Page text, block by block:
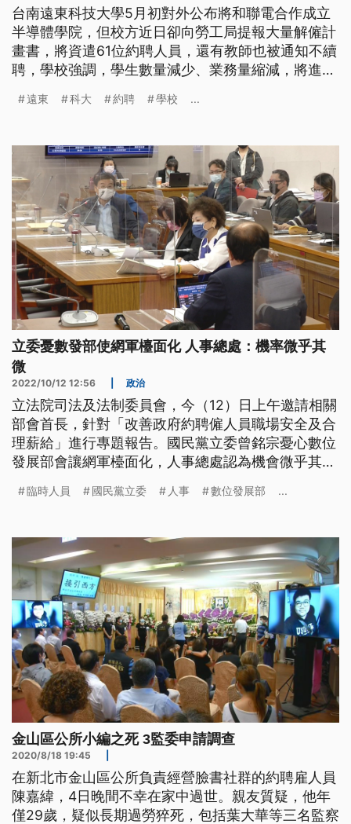
台南遠東科技大學5月初對外公布將和聯電合作成立
半導體學院，但校方近日卻向勞工局提報大量解僱計
畫書，將資遣61位約聘人員，還有教師也被通知不續
聘，學校強調，學生數量減少、業務量縮減，將進行
遠東 科大 約聘 學校 ...
立委憂數發部使網軍檯面化 人事總處：機率微乎其
微
2022/10/12 12:56 政治
立法院司法及法制委員會，今（12）日上午邀請相關
部會首長，針對「改善政府約聘僱人員職場安全及合
理薪給」進行專題報告。國民黨立委曾銘宗憂心數位
發展部會讓網軍檯面化，人事總處認為機會微乎其
時人員增加太多。
臨時人員 國民黨立委 人事 數位發展部 ...
金山區公所小編之死 3監委申請調查
2020/8/18 19:45
在新北市金山區公所負責經營臉書社群的約聘雇人員
陳嘉緯，4日晚間不幸在家中過世。親友質疑，他年
僅29歲，疑似長期過勞猝死，包括葉大華等三名監察